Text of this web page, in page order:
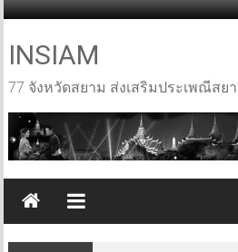
Skip
content
INSIAM
77 จังหวัดสยาม ส่งเสริมประเพณีสย